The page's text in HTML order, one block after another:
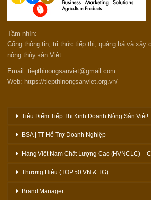
Tầm nhìn:
Cổng thông tin, tri thức tiếp thị, quảng bá và xây
nông thủy sản Việt.
Email: tiepthinongsanviet@gmail.com
Web: https://tiepthinongsanviet.org.vn/
Tiêu Điểm Tiếp Thị Kinh Doanh Nông Sản Việt!
BSA | TT Hỗ Trợ Doanh Nghiệp
Hàng Việt Nam Chất Lượng Cao (HVNCLC) –
Thương Hiệu (TOP 50 VN & TG)
Brand Manager